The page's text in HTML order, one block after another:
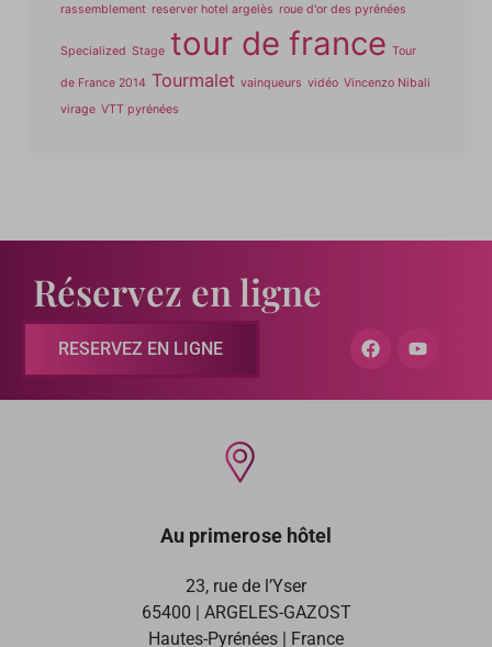
rassemblement reserver hotel argelès roue d'or des pyrénées
Specialized Stage tour de france Tour
de France 2014 Tourmalet vainqueurs vidéo Vincenzo Nibali
virage VTT pyrénées
Réservez en ligne
RESERVEZ EN LIGNE
Au primerose hôtel
23, rue de l’Yser
65400 | ARGELES-GAZOST
Hautes-Pyrénées | France